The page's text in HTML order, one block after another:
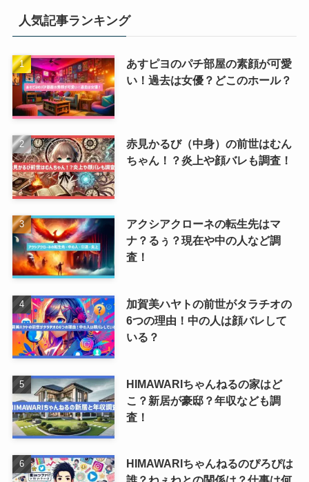
人気記事ランキング
あすピヨのパチ部屋の素顔が可愛
い！過去は女優？どこのホール？
赤見かるび（中身）の前世はむん
ちゃん！？炎上や顔バレも調査！
アクシアクローネの転生先はマ
ナ？るぅ？現在や中の人など調
査！
加賀美ハヤトの前世がタラチオの
6つの理由！中の人は顔バレして
いる？
HIMAWARIちゃんねるの家はど
こ？新居が豪邸？年収なども調
査！
HIMAWARIちゃんねるのぴろぴは